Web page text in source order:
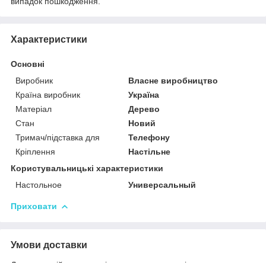
Характеристики
Основні
Виробник
Власне виробництво
Країна виробник
Україна
Матеріал
Дерево
Стан
Новий
Тримач/підставка для
Телефону
Кріплення
Настільне
Користувальницькі характеристики
Настольное
Универсальный
Приховати
Умови доставки